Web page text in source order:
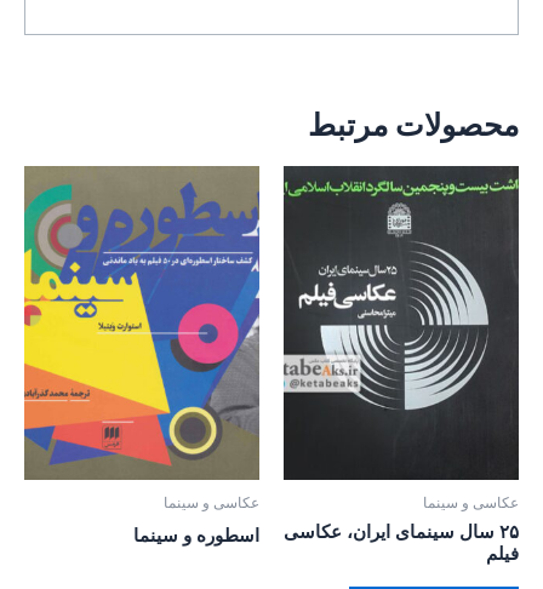
محصولات مرتبط
عکاسی و سینما
۲۵ سال سینمای ایران، عکاسی
فیلم
عکاسی و سینما
اسطوره و سینما